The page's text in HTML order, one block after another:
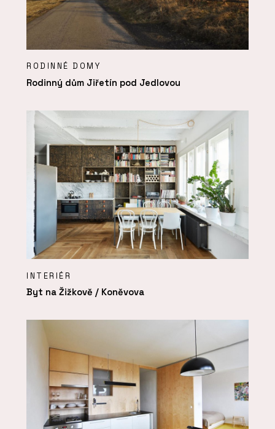
RODINNÉ DOMY
Rodinný dům Jiřetín pod Jedlovou
INTERIÉR
Byt na Žižkově / Koněvova